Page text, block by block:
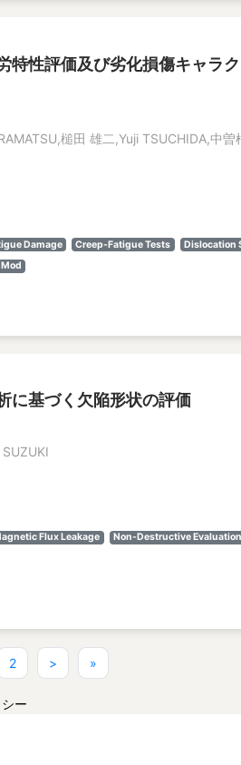
特性評価及び劣化損傷キャラ
槌田 雄二,Yuji TSUCHIDA,中曽
Damage Creep-Fatigue Tests
Dislocation
Mod
に基づく欠陥形状の評価
Flux Leakage
Non-Destructive Evaluation
2 > »
ー